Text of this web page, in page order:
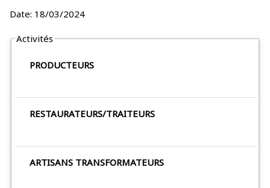
Date: 18/03/2024
Activités
PRODUCTEURS
RESTAURATEURS/TRAITEURS
ARTISANS TRANSFORMATEURS